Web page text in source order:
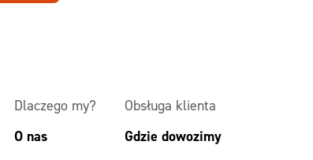
Dlaczego my?
O nas
Obsługa klienta
Gdzie dowozimy